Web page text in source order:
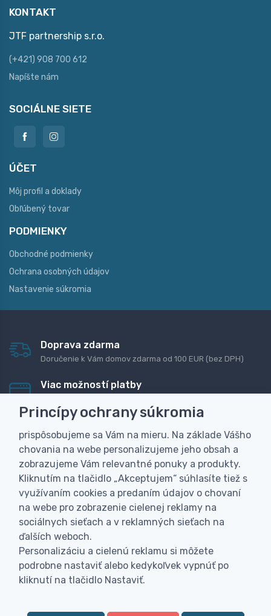
KONTAKT
JTF partnership s.r.o.
(+421) 908 700 612
Napíšte nám
SOCIÁLNE SIETE
ÚČET
Môj profil a doklady
Obľúbený tovar
PODMIENKY
Obchodné podmienky
Ochrana osobných údajov
Nastavenie súkromia
Doprava zdarma
Doručenie k Vám domov zdarma od 100 EUR (bez DPH)
Viac možností platby
dobierku
Personalizácia
Vyrobíme Vám vlastný originálny darček
Skúsenosť
Široký sortiment, z ktorého Vám pomôžeme vybrať
Princípy ochrany súkromia
prispôsobujeme sa Vám na mieru. Na základe Vášho
chovania na webe personalizujeme jeho obsah a
zobrazujeme Vám relevantné ponuky a produkty.
Kliknutím na tlačidlo „Akceptujem“ súhlasíte tiež s
využívaním cookies a predaním údajov o chovaní
na webe pro zobrazenie cielenej reklamy na
sociálnych sieťach a v reklamných sieťach na
ďalších weboch.
Personalizáciu a cielenú reklamu si môžete
podrobne nastaviť alebo kedykoľvek vypnúť po
kliknutí na tlačidlo Nastaviť.